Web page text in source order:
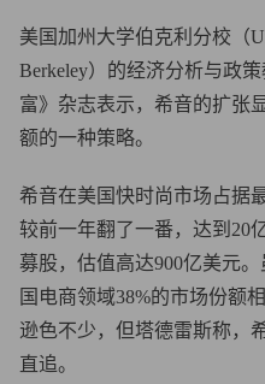
美国加州大学伯克利分校（
Berkeley）的经济分析与政
富》杂志表示，希音的扩张
额的一种策略。
希音在美国快时尚市场占据
较前一年翻了一番，达到20
募股，估值高达900亿美元
国电商领域38%的市场份额
逊色不少，但塔德雷斯称，
直追。